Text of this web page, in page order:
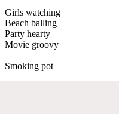
Girls watching
Beach balling
Party hearty
Movie groovy
Smoking pot